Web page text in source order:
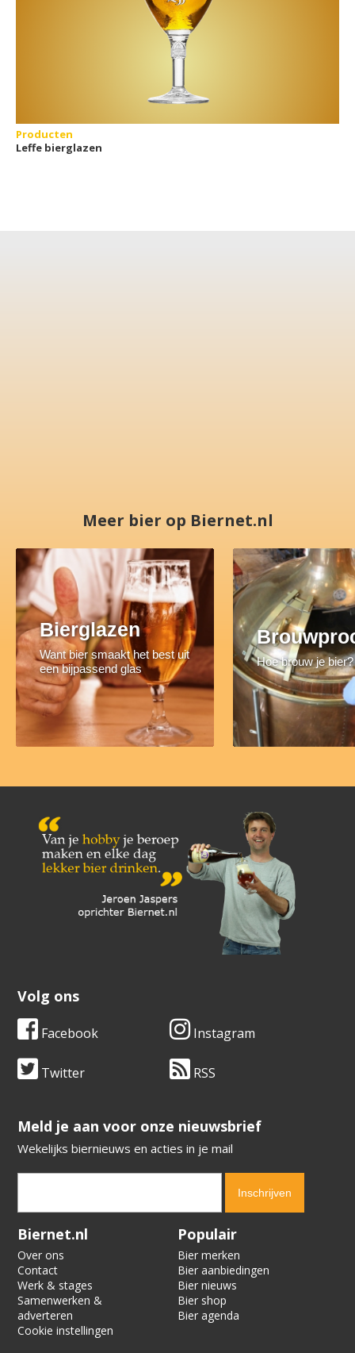
Producten
Leffe bierglazen
Meer bier op Biernet.nl
Bierglazen
Want bier smaakt het best uit
een bijpassend glas
Hoe brouw je bier?
Volg ons
Facebook Instagram
Twitter RSS
​​​​​​​Meld je aan voor onze nieuwsbrief
Wekelijks biernieuws en acties in je mail
Verification code:
Biernet.nl
Over ons
Contact
Werk & stages
Samenwerken &
adverteren
Cookie instellingen
Populair
Bier merken
Bier aanbiedingen
Bier nieuws
Bier shop
Bier agenda